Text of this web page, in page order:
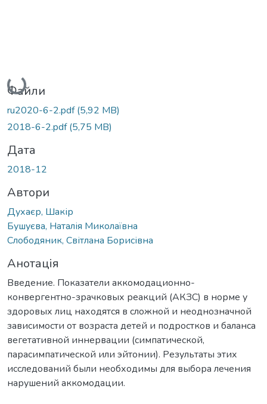
Вантажиться...
Файли
ru2020-6-2.pdf(5,92 MB)
2018-6-2.pdf(5,75 MB)
Дата
2018-12
Автори
Духаєр, Шакір
Бушуєва, Наталія Миколаївна
Слободяник, Світлана Борисівна
Анотація
Введение. Показатели аккомодационно-
конвергентно-зрачковых реакций (АКЗС) в норме у
здоровых лиц находятся в сложной и неоднозначной
зависимости от возраста детей и подростков и баланса
вегетативной иннервации (симпатической,
парасимпатической или эйтонии). Результаты этих
исследований были необходимы для выбора лечения
нарушений аккомодации.